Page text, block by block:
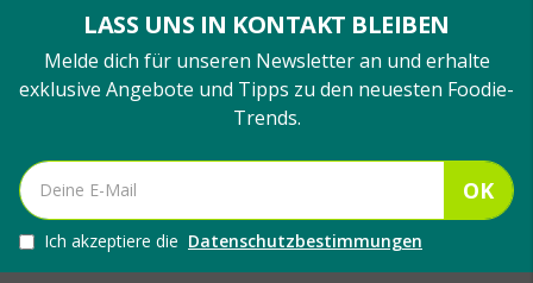
LASS UNS IN KONTAKT BLEIBEN
Melde dich für unseren Newsletter an und erhalte
exklusive Angebote und Tipps zu den neuesten Foodie-
Trends.
OK
Ich akzeptiere die Datenschutzbestimmungen